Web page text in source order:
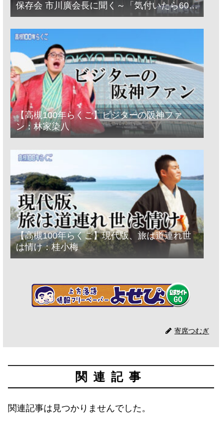
保存会 市川廣会長に聞く～「気付いたら60年
経っとった」
【高槻100年らくご】ビジターの阪神ファ
ン：林家染八
【高槻100年らくご】現代版、旅は道連れ世
は情け：桂小梅
寄席つむぎ
関連記事
関連記事は見つかりませんでした。